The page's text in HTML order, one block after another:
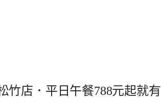
竹店．平日午餐788元起就有